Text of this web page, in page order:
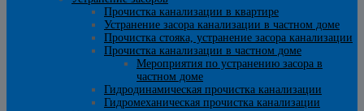
Прочистка канализации в квартире
Устранение засора канализации в частном доме
Прочистка стояка, устранение засора канализации
Прочистка канализации в частном доме
Мероприятия по устранению засора в
частном доме
Гидродинамическая прочистка канализации
Гидромеханическая прочистка канализации